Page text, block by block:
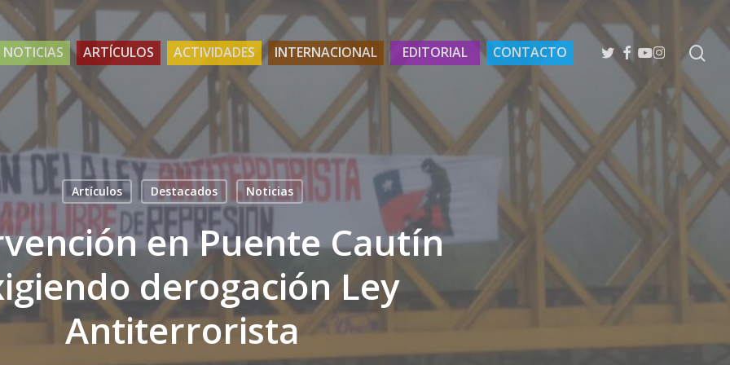
NOTICIAS ARTÍCULOS ACTIVIDADES INTERNACIONAL EDITORIAL CONTACTO TWITTER
FACEBOOK
YOUTUBE
INSTAGRAM
Artículos Destacados Noticias
en Puente Cautín
derogación Ley
Antiterrorista